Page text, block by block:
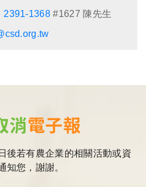
2391-1368 #1627 陳先生
消電子報
後若有農企業的相關活動或資
知您，謝謝。